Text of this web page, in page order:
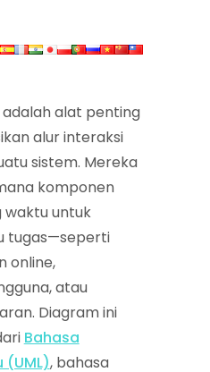
adalah alat penting
alur interaksi
sistem. Mereka
komponen
waktu untuk
tugas—seperti
online,
atau
Diagram ini
Bahasa
(UML), bahasa